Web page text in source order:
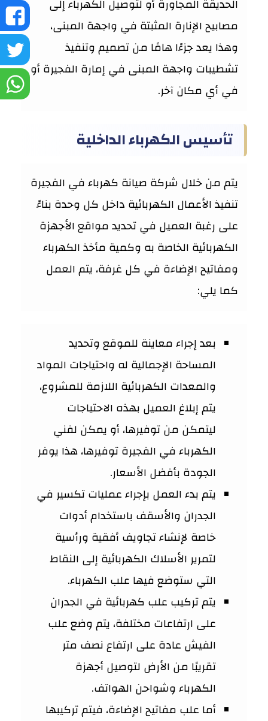
الحديقة المجاورة أو لتوصيل الكهرباء إلى
مصابيح الإنارة المثبتة في واجهة المبنى،
وهذا يعد جزءًا هامًا من تصميم وتنفيذ
تشطيبات واجهة المبنى في إمارة الفجيرة أو
في أي مكان آخر.
تأسيس الكهرباء الداخلية
يتم من خلال شركة صيانة كهرباء في الفجيرة
تنفيذ الأعمال الكهربائية داخل كل وحدة بناءً
على رغبة العميل في تحديد مواقع الأجهزة
الكهربائية الخاصة به وكمية مأخذ الكهرباء
ومفاتيح الإضاءة في كل غرفة، يتم العمل
كما يلي:
بعد إجراء معاينة للموقع وتحديد
المساحة الإجمالية له واحتياجات المواد
والمعدات الكهربائية اللازمة للمشروع،
يتم إبلاغ العميل بهذه الاحتياجات
ليتمكن من توفيرها، أو يمكن لفني
الكهرباء في الفجيرة توفيرها، هذا يوفر
الجودة بأفضل الأسعار.
يتم بدء العمل بإجراء عمليات تكسير في
الجدران والأسقف باستخدام أدوات
خاصة لإنشاء تجاويف أفقية ورأسية
لتمرير الأسلاك الكهربائية إلى النقاط
التي ستوضع فيها علب الكهرباء.
يتم تركيب علب كهربائية في الجدران
على ارتفاعات مختلفة، يتم وضع علب
الفيش عادة على ارتفاع نصف متر
تقريبًا من الأرض لتوصيل أجهزة
الكهرباء وشواحن الهواتف.
أما علب مفاتيح الإضاءة، فيتم تركيبها